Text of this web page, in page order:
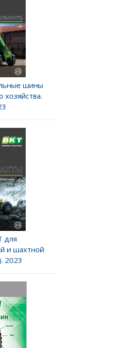
шины
хозяйства.
для
и шахтной
2023